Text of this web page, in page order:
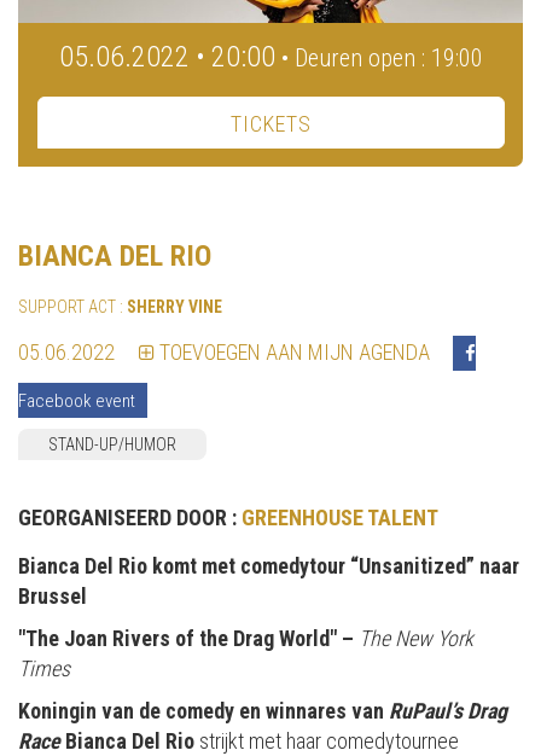
05.06.2022 • 20:00 • Deuren open : 19:00
TICKETS
BIANCA DEL RIO
SUPPORT ACT : SHERRY VINE
05.06.2022 TOEVOEGEN AAN MIJN AGENDA
Facebook event
STAND-UP/HUMOR
GEORGANISEERD DOOR : GREENHOUSE TALENT
Bianca Del Rio komt met comedytour “Unsanitized” naar
Brussel
"The Joan Rivers of the Drag World" – The New York
Times
Koningin van de comedy en winnares van RuPaul’s Drag
RaceBianca Del Rio strijkt met haar comedytournee